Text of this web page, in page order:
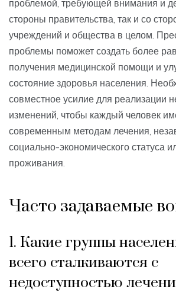
проблемой, требующей внимания и
стороны правительства, так и со
учреждений и общества в целом.
проблемы поможет создать более
получения медицинской помощи и
состояние здоровья населения.
совместное усилие для реализации
изменений, чтобы каждый человек
современным методам лечения,
социально-экономического статуса
проживания.
Часто задаваемые
1. Какие группы
всего сталкиваются с
недоступностью